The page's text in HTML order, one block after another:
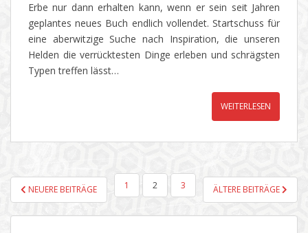
Erbe nur dann erhalten kann, wenn er sein seit Jahren
geplantes neues Buch endlich vollendet. Startschuss für
eine aberwitzige Suche nach Inspiration, die unseren
Helden die verrücktesten Dinge erleben und schrägsten
Typen treffen lässt…
WEITERLESEN
SEITENNUMMERIERUNG
DER
BEITRÄGE
NEUERE BEITRÄGE 1 2 3 ÄLTERE BEITRÄGE